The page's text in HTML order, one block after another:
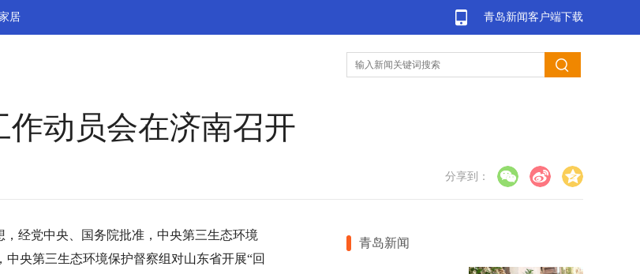
青岛新闻客户端下载
居
作动员会在济南召开
分享到：
经党中央、国务院批准，中央第三生态环境
央第三生态环境保护督察组对山东省开展“回
青岛新闻